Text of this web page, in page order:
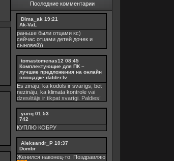
Последние комментарии
Dima_ak 19:21
Ak-VaL
раньше были отцами кс)
сейчас отцами детей дочек и
сыновей))
tomastomenas12 08:45
Комплектующие для ПК –
лучшие предложения на онлайн
площадке dalder.lv
Es zināju, ka kodols ir svarīgs, bet
nezināju, ka klimata kontrole vai
dzesētājs ir tikpat svarīgi. Paldies!
yuriq 01:53
742
КУПЛЮ КОБРУ
Aleksandr_P 10:37
Dombr
Женился наконец-то. Поздравляю